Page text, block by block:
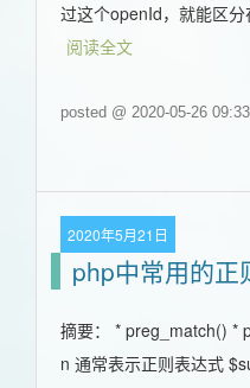
过这个openId，就能区
阅读全文
posted @ 2020-05-26
2020年5月21日
php中常用的正
摘要： * preg_match() *
n 通常表示正则表达式